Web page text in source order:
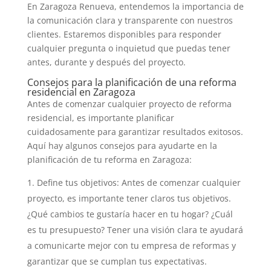
En Zaragoza Renueva, entendemos la importancia de
la comunicación clara y transparente con nuestros
clientes. Estaremos disponibles para responder
cualquier pregunta o inquietud que puedas tener
antes, durante y después del proyecto.
Consejos para la planificación de una reforma
residencial en Zaragoza
Antes de comenzar cualquier proyecto de reforma
residencial, es importante planificar
cuidadosamente para garantizar resultados exitosos.
Aquí hay algunos consejos para ayudarte en la
planificación de tu reforma en Zaragoza:
Define tus objetivos: Antes de comenzar cualquier
proyecto, es importante tener claros tus objetivos.
¿Qué cambios te gustaría hacer en tu hogar? ¿Cuál
es tu presupuesto? Tener una visión clara te ayudará
a comunicarte mejor con tu empresa de reformas y
garantizar que se cumplan tus expectativas.